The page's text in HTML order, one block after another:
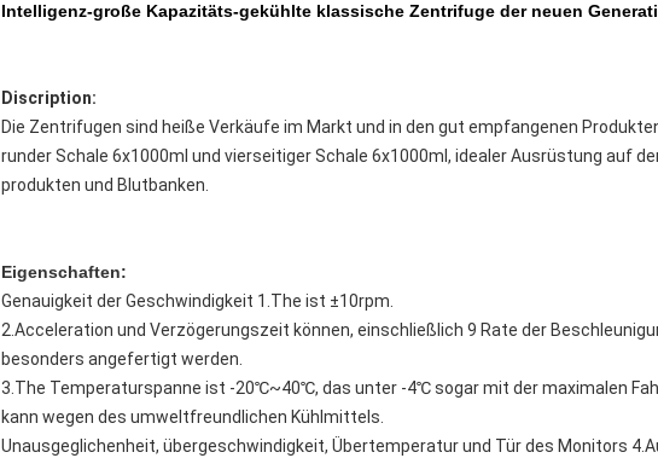
Intelligenz-große Kapazitäts-gekühlte klassische Zentrifuge der neuen
Discription:
Die Zentrifugen sind heiße Verkäufe im Markt und in den gut empfangenen
runder Schale 6x1000ml und vierseitiger Schale 6x1000ml, idealer Ausrüstung auf
produkten und Blutbanken.
Eigenschaften:
Genauigkeit der Geschwindigkeit 1.The ist ±10rpm.
2.Acceleration und Verzögerungszeit können, einschließlich 9 Rate der
besonders angefertigt werden.
3.The Temperaturspanne ist -20℃~40℃, das unter -4℃ sogar mit der maximalen
kann wegen des umweltfreundlichen Kühlmittels.
Unausgeglichenheit, übergeschwindigkeit, Übertemperatur und Tür des Monitors